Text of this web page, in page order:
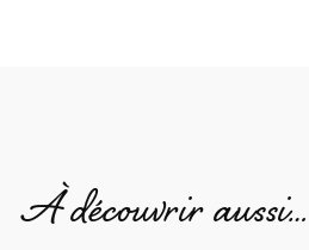
À découvrir aussi…